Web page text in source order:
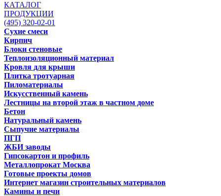
КАТАЛОГ
ПРОДУКЦИИ
(495) 320-02-01
Сухие смеси
Кирпич
Блоки стеновые
Теплоизоляционный материал
Кровля для крыши
Плитка тротуарная
Пиломатериалы
Искусственный камень
Лестницы на второй этаж в частном доме
Бетон
Натуральный камень
Сыпучие материалы
ПГП
ЖБИ заводы
Гипсокартон и профиль
Металлопрокат Москва
Готовые проекты домов
Интернет магазин строительных материалов
Камины и печи